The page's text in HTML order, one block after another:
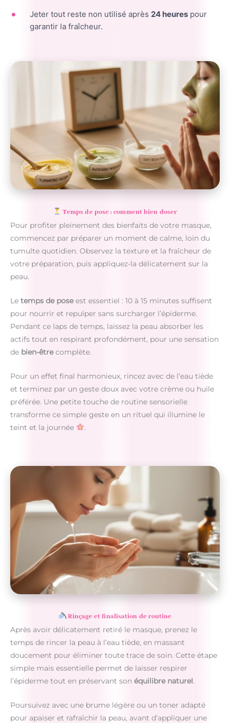
Jeter tout reste non utilisé après 24 heurespour
garantir la fraîcheur.
Temps de pose : comment bien doser
Pour profiter pleinement des bienfaits de votre masque,
commencez par préparer un moment de calme, loin du
tumulte quotidien. Observez la texture et la fraîcheur de
votre préparation, puis appliquez-la délicatement sur la
peau.
Le temps de poseest essentiel : 10 à 15 minutes suffisent
pour nourrir et repulper sans surcharger l’épiderme.
Pendant ce laps de temps, laissez la peau absorber les
actifs tout en respirant profondément, pour une sensation
de bien-êtrecomplète.
Pour un effet final harmonieux, rincez avec de l’eau tiède
et terminez par un geste doux avec votre crème ou huile
préférée. Une petite touche de routine sensorielle
transforme ce simple geste en un rituel qui illumine le
teint et la journée
.
Rinçage et finalisation de routine
Après avoir délicatement retiré le masque, prenez le
temps de rincer la peau à l’eau tiède, en massant
doucement pour éliminer toute trace de soin. Cette étape
simple mais essentielle permet de laisser respirer
l’épiderme tout en préservant son équilibre naturel .
Poursuivez avec une brume légère ou un toner adapté
pour apaiser et rafraîchir la peau, avant d’appliquer une